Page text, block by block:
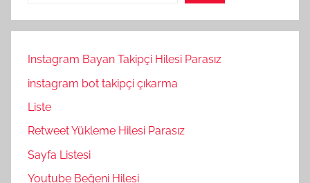
Instagram Bayan Takipçi Hilesi Parasız
instagram bot takipçi çıkarma
Liste
Retweet Yükleme Hilesi Parasız
Sayfa Listesi
Youtube Beğeni Hilesi